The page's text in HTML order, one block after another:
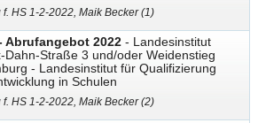
HS 1-2-2022, Maik Becker (1)
Abrufangebot 2022 - Landesinstitut
Dahn-Straße 3 und/oder Weidenstieg
- Landesinstitut für Qualifizierung
in Schulen
HS 1-2-2022, Maik Becker (2)